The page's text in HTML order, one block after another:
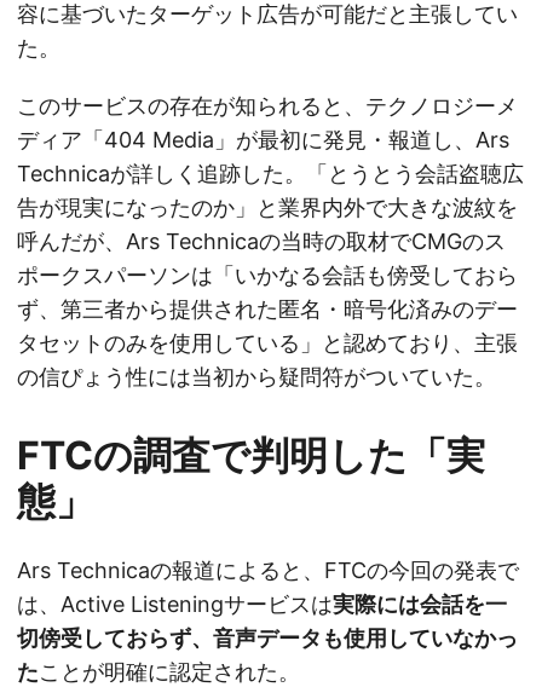
容に基づいたターゲット広告が可能だと主張してい
た。
このサービスの存在が知られると、テクノロジーメ
ディア「404 Media」が最初に発見・報道し、Ars
Technicaが詳しく追跡した。「とうとう会話盗聴広
告が現実になったのか」と業界内外で大きな波紋を
呼んだが、Ars Technicaの当時の取材でCMGのス
ポークスパーソンは「いかなる会話も傍受しておら
ず、第三者から提供された匿名・暗号化済みのデー
タセットのみを使用している」と認めており、主張
の信ぴょう性には当初から疑問符がついていた。
FTCの調査で判明した「実
態」
Ars Technicaの報道によると、FTCの今回の発表で
は、Active Listeningサービスは実際には会話を一
切傍受しておらず、音声データも使用していなかっ
たことが明確に認定された。